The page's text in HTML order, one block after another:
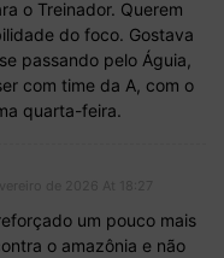
o Treinador. Querem
do foco. Gostava
passando pelo Águia,
com time da A, com o
quarta-feira.
um pouco mais
o amazônia e não